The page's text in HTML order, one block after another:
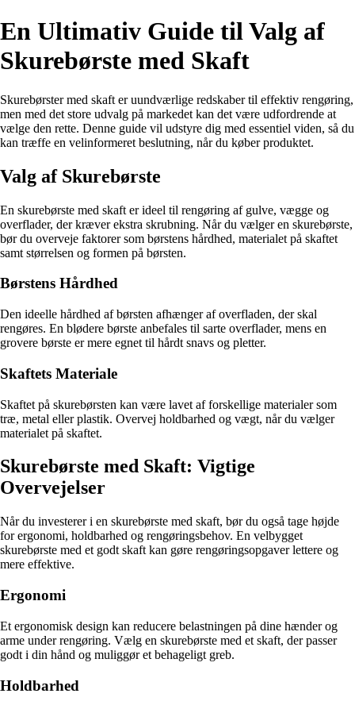
En Ultimativ Guide til Valg af
Skurebørste med Skaft
Skurebørster med skaft er uundværlige redskaber til effektiv rengøring,
men med det store udvalg på markedet kan det være udfordrende at
vælge den rette. Denne guide vil udstyre dig med essentiel viden, så du
kan træffe en velinformeret beslutning, når du køber produktet.
Valg af Skurebørste
En skurebørste med skaft er ideel til rengøring af gulve, vægge og
overflader, der kræver ekstra skrubning. Når du vælger en skurebørste,
bør du overveje faktorer som børstens hårdhed, materialet på skaftet
samt størrelsen og formen på børsten.
Børstens Hårdhed
Den ideelle hårdhed af børsten afhænger af overfladen, der skal
rengøres. En blødere børste anbefales til sarte overflader, mens en
grovere børste er mere egnet til hårdt snavs og pletter.
Skaftets Materiale
Skaftet på skurebørsten kan være lavet af forskellige materialer som
træ, metal eller plastik. Overvej holdbarhed og vægt, når du vælger
materialet på skaftet.
Skurebørste med Skaft: Vigtige
Overvejelser
Når du investerer i en skurebørste med skaft, bør du også tage højde
for ergonomi, holdbarhed og rengøringsbehov. En velbygget
skurebørste med et godt skaft kan gøre rengøringsopgaver lettere og
mere effektive.
Ergonomi
Et ergonomisk design kan reducere belastningen på dine hænder og
arme under rengøring. Vælg en skurebørste med et skaft, der passer
godt i din hånd og muliggør et behageligt greb.
Holdbarhed